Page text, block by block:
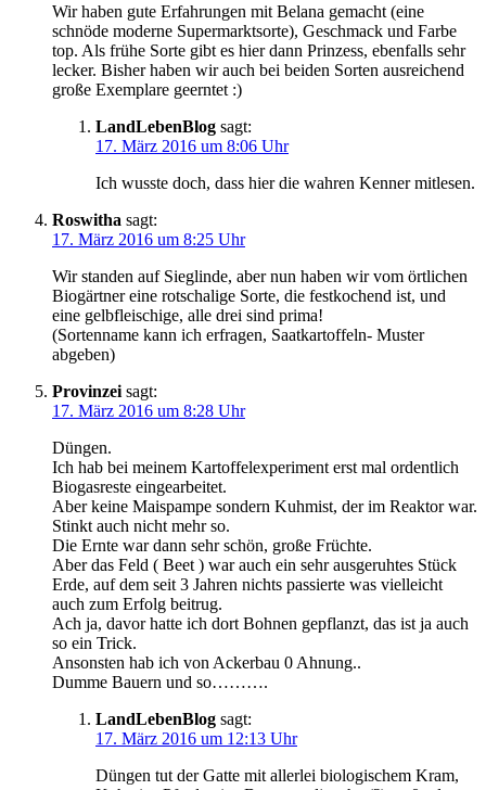
Wir haben gute Erfahrungen mit Belana gemacht (eine
schnöde moderne Supermarktsorte), Geschmack und Farbe
top. Als frühe Sorte gibt es hier dann Prinzess, ebenfalls sehr
lecker. Bisher haben wir auch bei beiden Sorten ausreichend
große Exemplare geerntet :)
LandLebenBlog sagt:
17. März 2016 um 8:06 Uhr
Ich wusste doch, dass hier die wahren Kenner mitlesen.
Roswitha sagt:
17. März 2016 um 8:25 Uhr
Wir standen auf Sieglinde, aber nun haben wir vom örtlichen
Biogärtner eine rotschalige Sorte, die festkochend ist, und
eine gelbfleischige, alle drei sind prima!
(Sortenname kann ich erfragen, Saatkartoffeln- Muster
abgeben)
Provinzei sagt:
17. März 2016 um 8:28 Uhr
Düngen.
Ich hab bei meinem Kartoffelexperiment erst mal ordentlich
Biogasreste eingearbeitet.
Aber keine Maispampe sondern Kuhmist, der im Reaktor war.
Stinkt auch nicht mehr so.
Die Ernte war dann sehr schön, große Früchte.
Aber das Feld ( Beet ) war auch ein sehr ausgeruhtes Stück
Erde, auf dem seit 3 Jahren nichts passierte was vielleicht
auch zum Erfolg beitrug.
Ach ja, davor hatte ich dort Bohnen gepflanzt, das ist ja auch
so ein Trick.
Ansonsten hab ich von Ackerbau 0 Ahnung..
Dumme Bauern und so……….
LandLebenBlog sagt:
17. März 2016 um 12:13 Uhr
Düngen tut der Gatte mit allerlei biologischem Kram,